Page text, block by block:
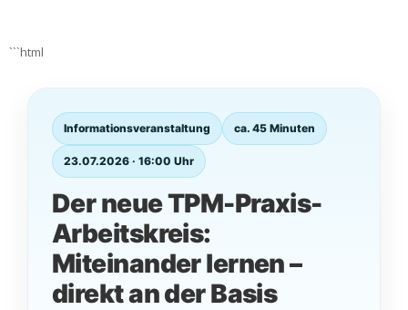
```html
Informationsveranstaltung ca. 45 Minuten
23.07.2026 · 16:00 Uhr
Der neue TPM-Praxis-
Arbeitskreis:
Miteinander lernen –
direkt an der Basis